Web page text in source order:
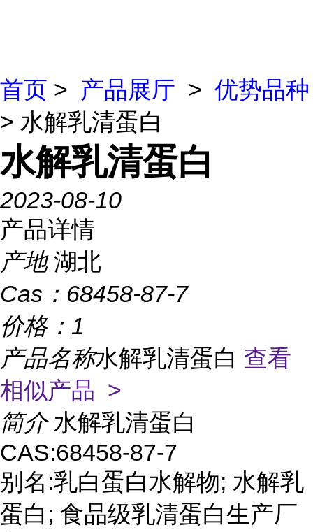
首页 > 产品展厅 > 优势品种
> 水解乳清蛋白
水解乳清蛋白
2023-08-10
产品详情
产地 湖北
Cas： 68458-87-7
价格： 1
产品名称水解乳清蛋白 查看
相似产品 >
简介 水解乳清蛋白
CAS:68458-87-7
别名:乳白蛋白水解物; 水解乳
蛋白; 食品级乳清蛋白生产厂